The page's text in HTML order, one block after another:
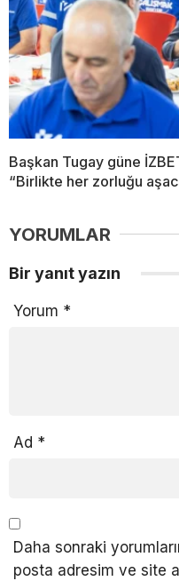
Başkan Tugay güne
“Birlikte her zorluğu
YORUMLAR
Bir yanıt yazın
Yorum *
Ad *
Daha sonraki
posta adresim ve site